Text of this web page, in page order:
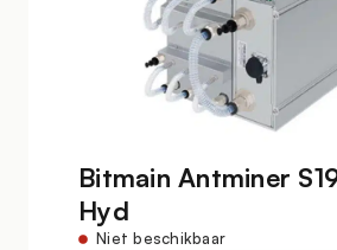
Bitmain Antminer
Hyd
Niet beschikbaar